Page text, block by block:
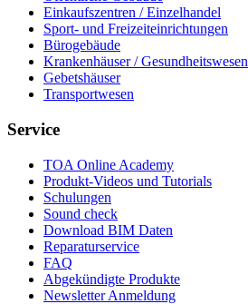
Einkaufszentren / Einzelhandel
Sport- und Freizeiteinrichtungen
Bürogebäude
Krankenhäuser / Gesundheitswesen
Gebetshäuser
Transportwesen
Service
TOA Online Academy
Produkt-Videos und Tutorials
Schulungen
Sound check
Download BIM Daten
Reparaturservice
FAQ
Abgekündigte Produkte
Newsletter Anmeldung